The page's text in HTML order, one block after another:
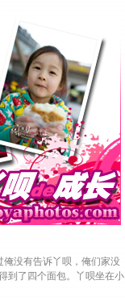
没有告诉丫呗，俺们家没
到了四个面包。丫呗坐在小